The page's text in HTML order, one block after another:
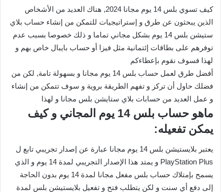
كيف تسوي بلس 14 يوم مجانا 2024, هناك العديد من الأشخاص
الذين يبحثون عن طرق و إستراتيجيات للتمكن من إنشاء حساب بلاي
ستيشن بلس 14 يوم بشكل مجاني تماما و ذلك خصوصا بسبب عدم
توفرهم على بطاقات إئتمانية مثل فيزا أو حساب بايبال خاص بهم و
لهذا فسوف نقوم بإعطاءكم
أفضل طرق لعمل حساب بلس 14 يوم مجانا و بسهولة تامة, لكن من
فضلك حاول أن تركز و تفهم الطريقة بروية و سوف تتمكن من إنشاء
و عمل العديد من حسابات بلاي ستايشن بلس مجانا و لهذا
ماهو حساب بلس 14 يوم المجاني و كيف
يمكن تفعيله:
يعتبر بلايستيشن بلس 14 يوم مجانا عبارة عن إصدار تجريبي تابع ل
PlayStation Plus و يمتد هذا الإصدار التجريبي لمدة 14 يوم و الذي
يسمح بإمتلاك حساب بلس مفعل مجانا لمدة 14 يوم بدون الحاجة
إلى دفع أي سنت و لكن يتطلب فتح و تفعيل بلايستيشن بلس لمدة